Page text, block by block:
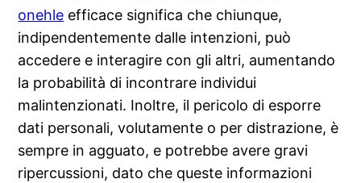
onehle efficace significa che chiunque,
indipendentemente dalle intenzioni, può
accedere e interagire con gli altri, aumentando
la probabilità di incontrare individui
malintenzionati. Inoltre, il pericolo di esporre
dati personali, volutamente o per distrazione, è
sempre in agguato, e potrebbe avere gravi
ripercussioni, dato che queste informazioni